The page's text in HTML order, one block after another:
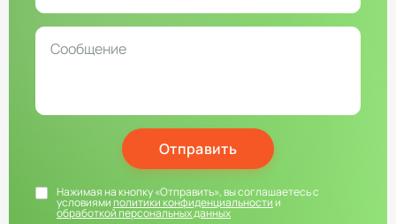
Отправить
Нажимая на кнопку «Отправить», вы соглашаетесь с
условиямиполитики конфиденциальностии
обработкой персональных данных